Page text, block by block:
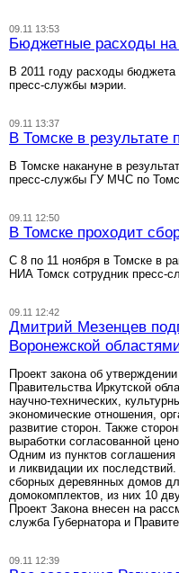
09.11 13:53
Бюджетные расходы на
В 2011 году расходы бюджета
пресс-службы мэрии.
09.11 13:37
В Томске в результате
В Томске накануне в
пресс-службы ГУ МЧС по
09.11 12:50
В Томске проходит
С 8 по 11 ноября в Томске в
НИА Томск сотрудник пресс-
09.11 12:42
Дмитрий Мезенцев
Воронежской
Проект закона об
Правительства Иркутской
научно-технических,
экономические отношения,
развитие сторон. Также
выработки согласованной
Одним из пунктов соглашения
и ликвидации их
сборных деревянных домов
домокомплектов, из них 10
Проект Закона внесен на
служба Губернатора и
09.11 12:39